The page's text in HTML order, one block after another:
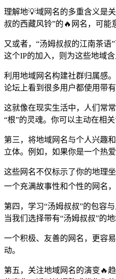
理解地💡域网名的多重含义是
叔的西藏风铃”的🔥网名，可能
又或者，“汤姆叔叔的江南茶
这个IP的加入，则为这些地域
利用地域网名构建社群归属感
论坛上看到很多用户都使用带
这就像在现实生活中，人们常
“根”的灵魂。你可以主动在相
第三，将地域网名与个人兴趣
立体。例如，如果你是一个热
这些网名不仅标示了你的地理
一个充满故事性和个性的网名
第四，学习“汤姆叔叔”的包容
当我们选择带有“汤姆叔叔”的
一个积极、友善的网名，更容
动。
第五，关注地域网名的演变🔥